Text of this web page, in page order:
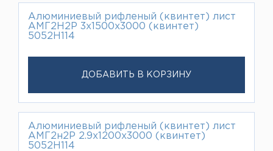
Алюминиевый рифленый (квинтет) лист
АМГ2Н2Р 3х1500х3000 (квинтет)
5052Н114
ДОБАВИТЬ В КОРЗИНУ
Алюминиевый рифленый (квинтет) лист
АМГ2н2Р 2.9х1200х3000 (квинтет)
5052Н114